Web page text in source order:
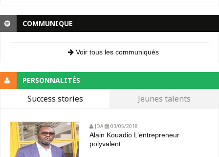
COMMUNIQUE
Voir tous les communiqués
PERSONNALITÉS
Success stories Jeunes talents
JDA 03/05/2018
Alain Kouadio L’entrepreneur
polyvalent